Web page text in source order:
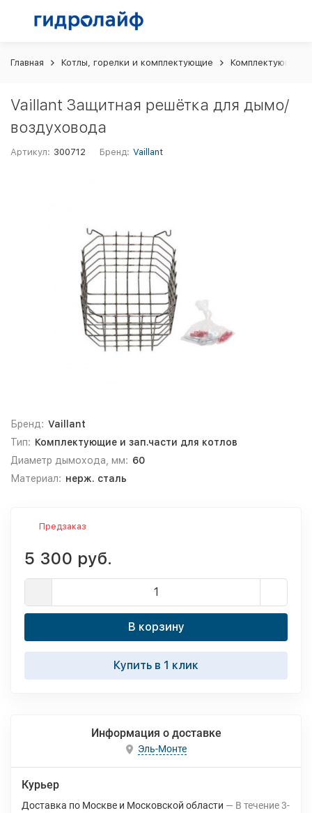
Главная Котлы, горелки и комплектующие Комплектующие и
Vaillant Защитная решётка для дымо/
воздуховода
Артикул: 300712 Бренд: Vaillant
Бренд: Vaillant
Тип: Комплектующие и зап.части для котлов
Диаметр дымохода, мм: 60
Материал: нерж. сталь
Предзаказ
5 300 руб.
В корзину
Купить в 1 клик
Информация о доставке
Эль-Монте
Курьер
Доставка по Москве и Московской области В течение3-